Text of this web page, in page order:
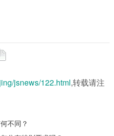
jsnews/122.html,转载请注
不同？